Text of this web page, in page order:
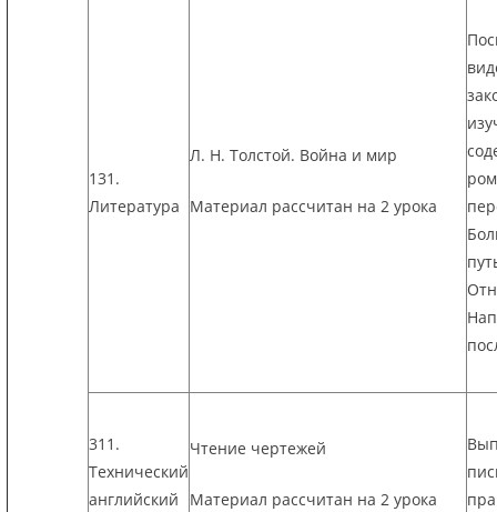
131.
Литература
Л. Н. Толстой. Война и мир
Материал рассчитан на 2 урока
311.
Технический
английский
Чтение чертежей
Материал рассчитан на 2 урока